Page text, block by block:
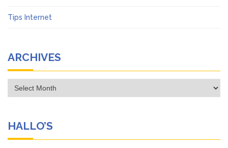
Tips Internet
ARCHIVES
Archives
HALLO’S